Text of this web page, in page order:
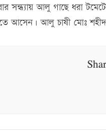
সন্ধ্যায় আলু গাছে ধরা
আসেন। আলু চাষী মোঃ শহীদ